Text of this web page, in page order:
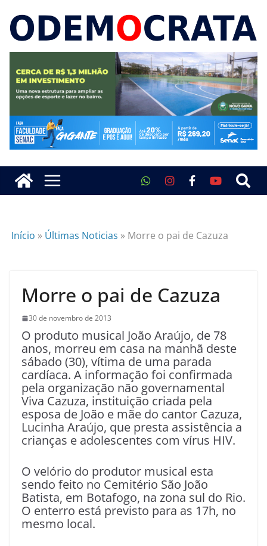
Início » Últimas Noticias » Morre o pai de Cazuza
Morre o pai de Cazuza
30 de novembro de 2013
O produto musical João Araújo, de 78
anos, morreu em casa na manhã deste
sábado (30), vítima de uma parada
cardíaca. A informação foi confirmada
pela organização não governamental
Viva Cazuza, instituição criada pela
esposa de João e mãe do cantor Cazuza,
Lucinha Araújo, que presta assistência a
crianças e adolescentes com vírus HIV.
O velório do produtor musical esta
sendo feito no Cemitério São João
Batista, em Botafogo, na zona sul do Rio.
O enterro está previsto para as 17h, no
mesmo local.